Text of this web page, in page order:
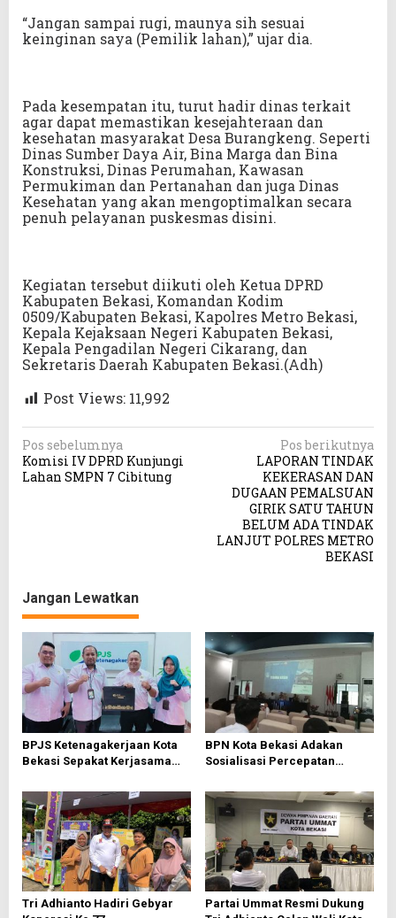
“Jangan sampai rugi, maunya sih sesuai
keinginan saya (Pemilik lahan),” ujar dia.
Pada kesempatan itu, turut hadir dinas terkait
agar dapat memastikan kesejahteraan dan
kesehatan masyarakat Desa Burangkeng. Seperti
Dinas Sumber Daya Air, Bina Marga dan Bina
Konstruksi, Dinas Perumahan, Kawasan
Permukiman dan Pertanahan dan juga Dinas
Kesehatan yang akan mengoptimalkan secara
penuh pelayanan puskesmas disini.
Kegiatan tersebut diikuti oleh Ketua DPRD
Kabupaten Bekasi, Komandan Kodim
0509/Kabupaten Bekasi, Kapolres Metro Bekasi,
Kepala Kejaksaan Negeri Kabupaten Bekasi,
Kepala Pengadilan Negeri Cikarang, dan
Sekretaris Daerah Kabupaten Bekasi.(Adh)
Post Views: 11,992
N
a
s
i
o
s
Pos sebelumnya
Komisi IV DPRD Kunjungi
Lahan SMPN 7 Cibitung
Pos berikutnya
LAPORAN TINDAK
KEKERASAN DAN
DUGAAN PEMALSUAN
GIRIK SATU TAHUN
BELUM ADA TINDAK
LANJUT POLRES METRO
BEKASI
Jangan Lewatkan
BPJS Ketenagakerjaan Kota
Bekasi Sepakat Kerjasama
BPN Kota Bekasi Adakan
Sosialisasi Percepatan
Tri Adhianto Hadiri Gebyar
Partai Ummat Resmi Dukung